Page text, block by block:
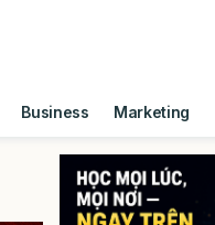
Business Marketing